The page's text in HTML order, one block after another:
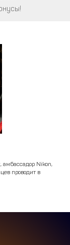
Nikon,
проводит в